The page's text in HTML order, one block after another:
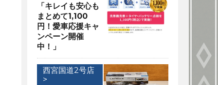
「キレイも安心も
まとめて1,100
円！愛車応援キャ
ンペーン開催
中！」
西宮国道2号店
>